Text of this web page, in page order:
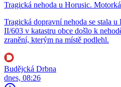
Tragická nehoda u Horusic.
Tragická dopravní nehoda se stala
II/603 v katastru obce došlo k
zranění, kterým na místě podlehl.
Budějcká Drbna
dnes, 08:26